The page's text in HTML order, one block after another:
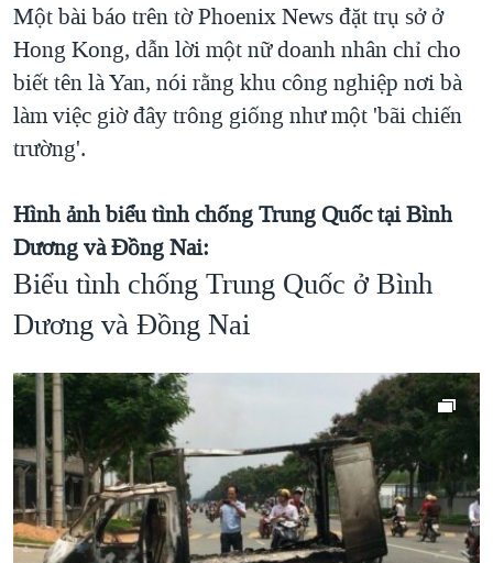
Một bài báo trên tờ Phoenix News đặt trụ sở ở
Hong Kong, dẫn lời một nữ doanh nhân chỉ cho
biết tên là Yan, nói rằng khu công nghiệp nơi bà
làm việc giờ đây trông giống như một 'bãi chiến
trường'.
Hình ảnh biểu tình chống Trung Quốc tại Bình
Dương và Ðồng Nai:
Biểu tình chống Trung Quốc ở Bình
Dương và Đồng Nai